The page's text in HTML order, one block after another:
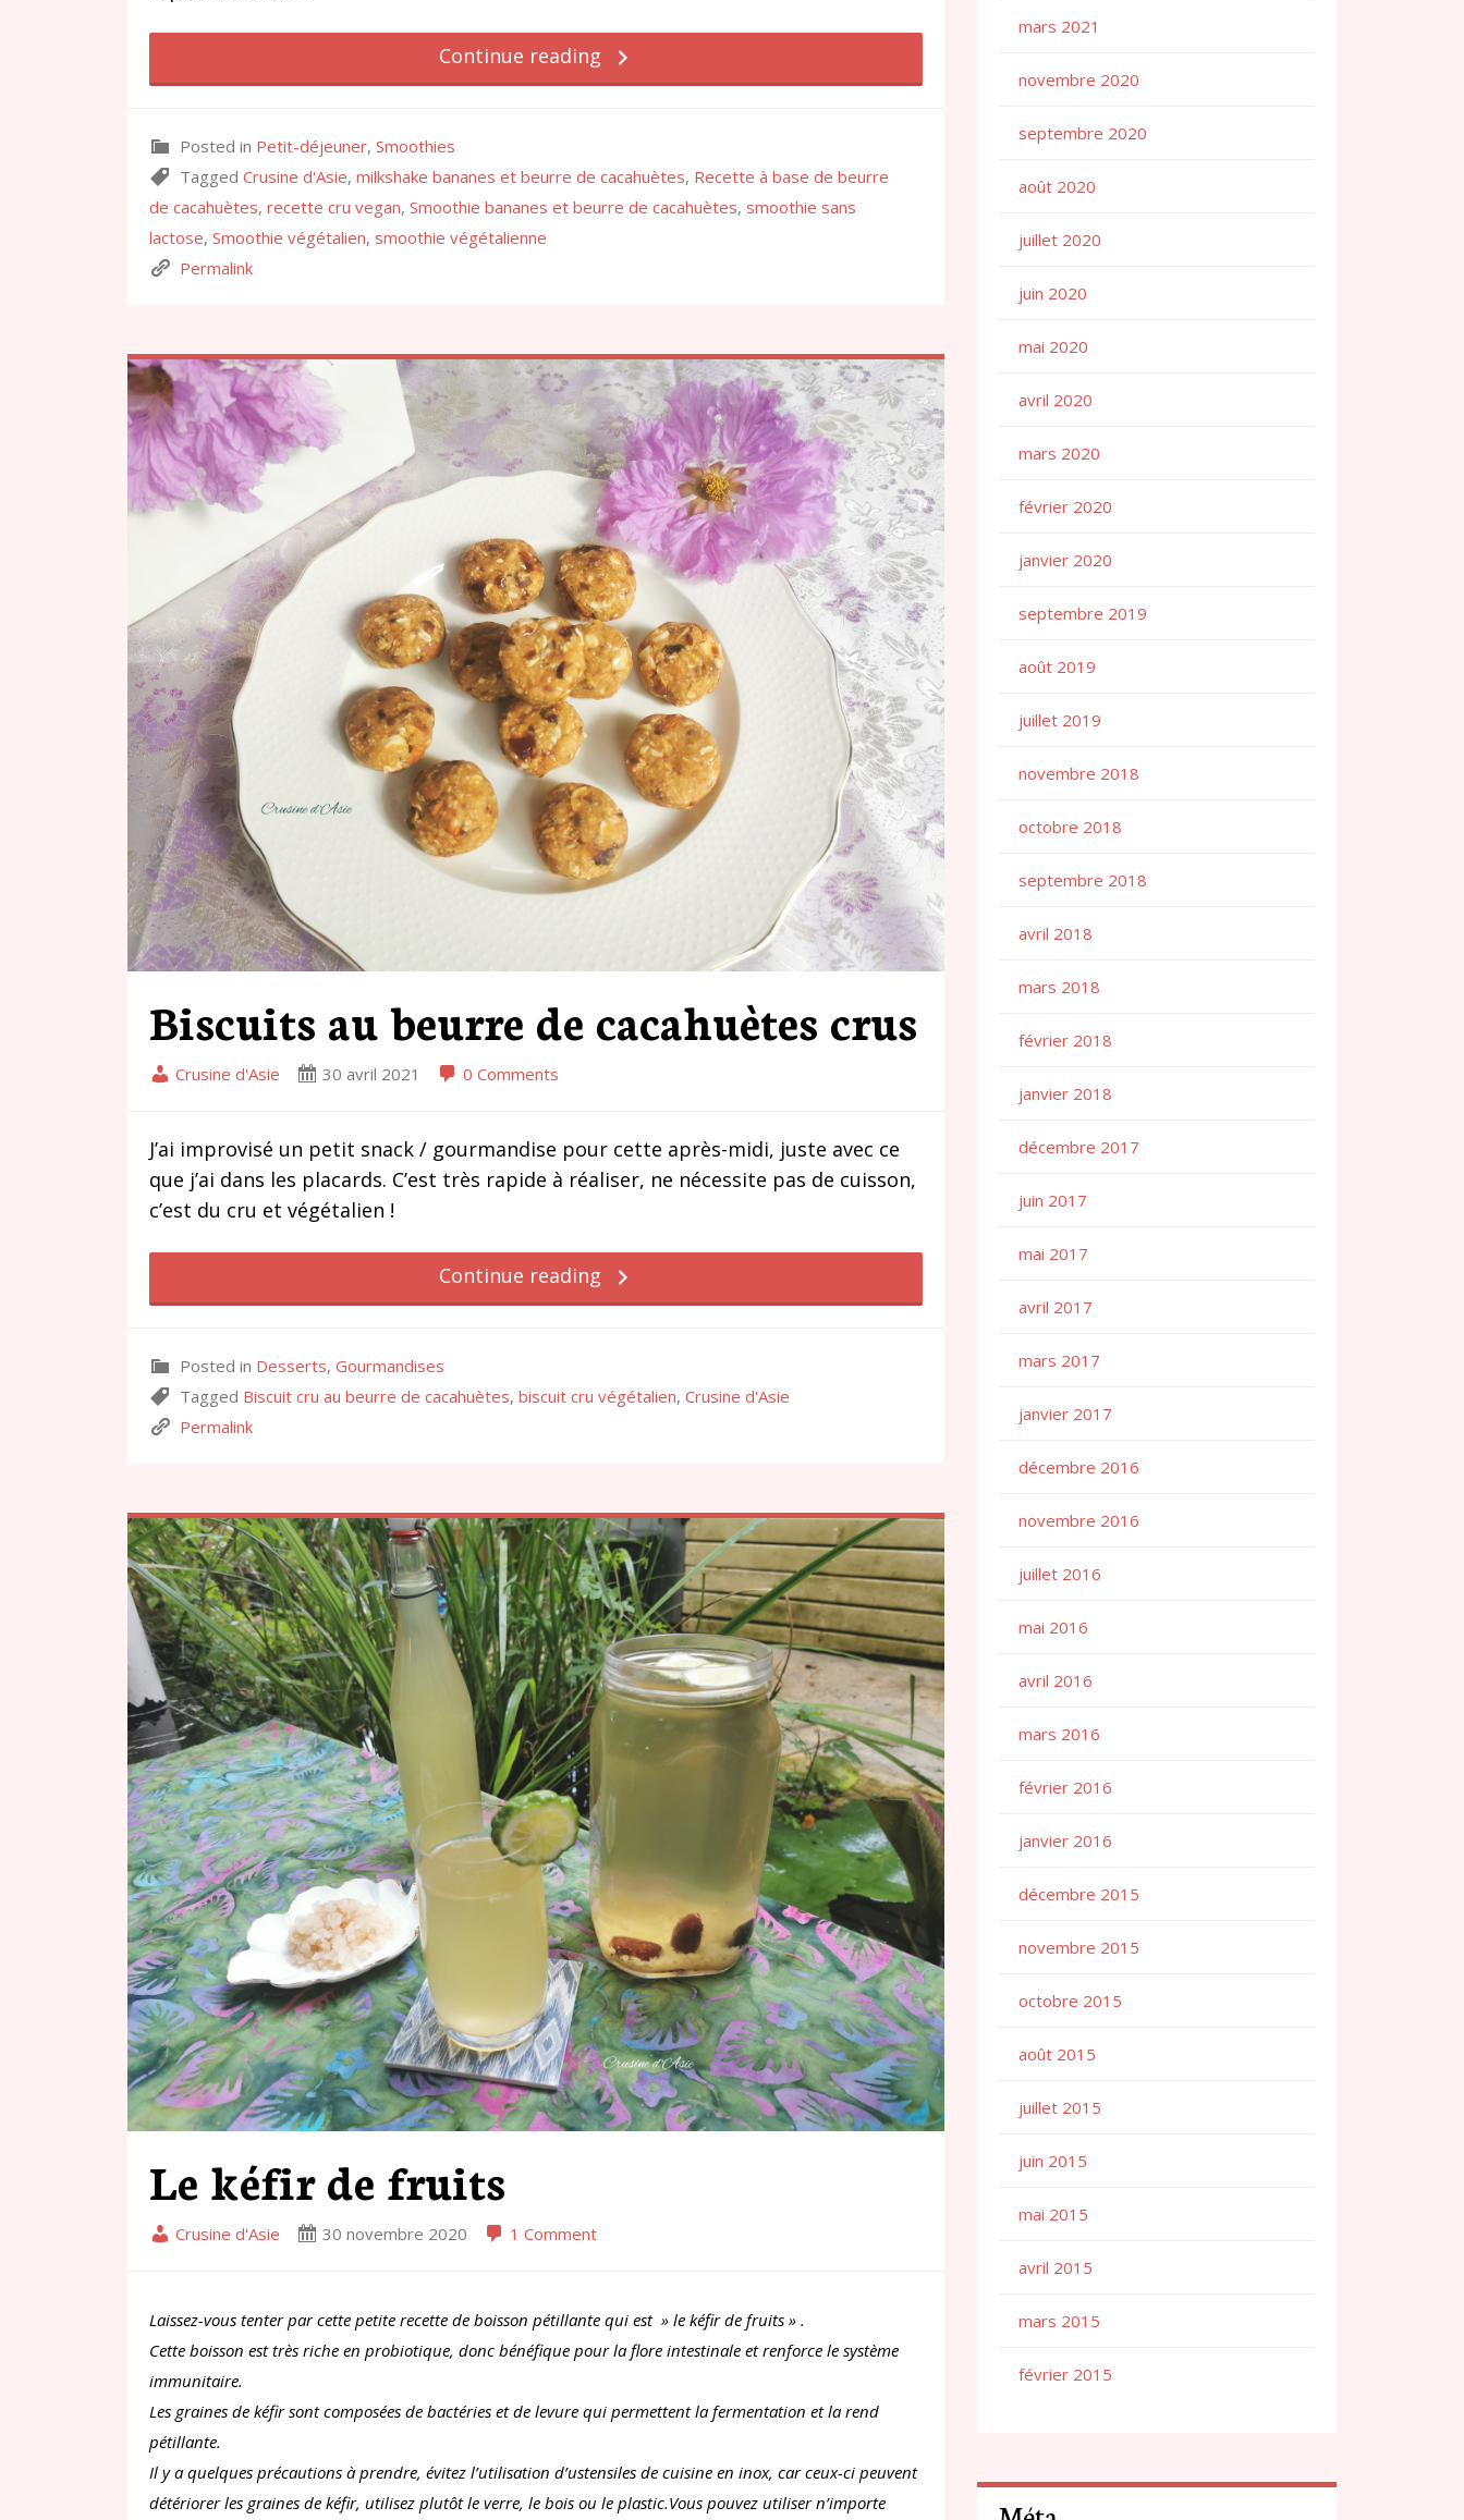
Continue reading
Posted in Petit-déjeuner, Smoothies
Tagged Crusine d'Asie, milkshake bananes et beurre de cacahuètes, Recette à base de beurre
de cacahuètes, recette cru vegan, Smoothie bananes et beurre de cacahuètes, smoothie sans
lactose, Smoothie végétalien, smoothie végétalienne
Permalink
Biscuits au beurre de cacahuètes crus
Crusine d'Asie 30 avril 2021 0 Comments
J’ai improvisé un petit snack / gourmandise pour cette après-midi, juste avec ce
que j’ai dans les placards. C’est très rapide à réaliser, ne nécessite pas de cuisson,
c’est du cru et végétalien !
Continue reading
Posted in Desserts, Gourmandises
Tagged Biscuit cru au beurre de cacahuètes, biscuit cru végétalien, Crusine d'Asie
Permalink
Le kéfir de fruits
Crusine d'Asie 30 novembre 2020 1 Comment
Laissez-vous tenter par cette petite recette de boisson pétillante qui est » le kéfir de fruits » .
Cette boisson est très riche en probiotique, donc bénéfique pour la flore intestinale et renforce le système
immunitaire.
Les graines de kéfir sont composées de bactéries et de levure qui permettent la fermentation et la rend
pétillante.
Il y a quelques précautions à prendre, évitez l’utilisation d’ustensiles de cuisine en inox, car ceux-ci peuvent
détériorer les graines de kéfir, utilisez plutôt le verre, le bois ou le plastic.Vous pouvez utiliser n’importe
mars 2021
novembre 2020
septembre 2020
août 2020
juillet 2020
juin 2020
mai 2020
avril 2020
mars 2020
février 2020
janvier 2020
septembre 2019
août 2019
juillet 2019
novembre 2018
octobre 2018
septembre 2018
avril 2018
mars 2018
février 2018
janvier 2018
décembre 2017
juin 2017
mai 2017
avril 2017
mars 2017
janvier 2017
décembre 2016
novembre 2016
juillet 2016
mai 2016
avril 2016
mars 2016
février 2016
janvier 2016
décembre 2015
novembre 2015
octobre 2015
août 2015
juillet 2015
juin 2015
mai 2015
avril 2015
mars 2015
février 2015